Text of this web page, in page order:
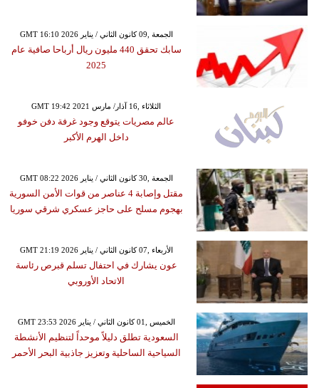
GMT 16:10 2026 الجمعة ,09 كانون الثاني / يناير
سابك تحقق 440 مليون ريال أرباحا صافية عام
2025
GMT 19:42 2021 الثلاثاء ,16 آذار/ مارس
عالم مصريات يتوقع وجود غرفة دفن خوفو
داخل الهرم الأكبر
GMT 08:22 2026 الجمعة ,30 كانون الثاني / يناير
مقتل وإصابة 4 عناصر من قوات الأمن السورية
بهجوم مسلح على حاجز عسكري شرقي سوريا
GMT 21:19 2026 الأربعاء ,07 كانون الثاني / يناير
عون يشارك في احتفال تسلم قبرص رئاسة
الاتحاد الأوروبي
GMT 23:53 2026 الخميس ,01 كانون الثاني / يناير
السعودية تطلق دليلاً موحداً لتنظيم الأنشطة
السياحية الساحلية وتعزيز جاذبية البحر الأحمر